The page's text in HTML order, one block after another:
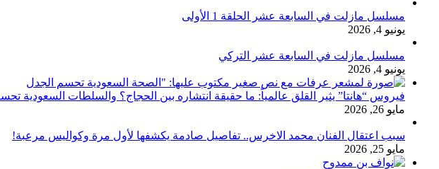
مسلسل مازلت في السابعة عشر الحلقة 1 الأولى
يونيو 4, 2026
مسلسل مازلت في السابعة عشر التركي
يونيو 4, 2026
فيروس “هانتا” يثير القلق عالمياً: ما حقيقة انتشاره بين الحجاج؟ والسلطات السعودية
مايو 26, 2026
سبب اعتقال الفنان محمد الاخرس.. تفاصيل صادمة يكشفها لأول مرة وكواليس مرعبة!
مايو 25, 2026